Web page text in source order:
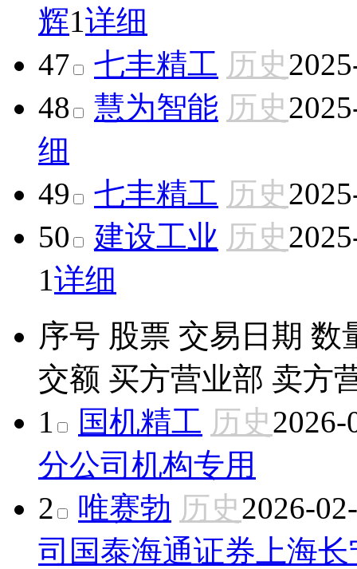
辉1详细
47
七丰精工 历史
48
慧为智能 历史
细
49
七丰精工 历史
50
建设工业 历史
1详细
序号 股票 交易日期 数
交额 买方营业部 卖方
1
国机精工 历史2026-
分公司 机构专用
2
唯赛勃 历史2026-
司 国泰海通证券上海